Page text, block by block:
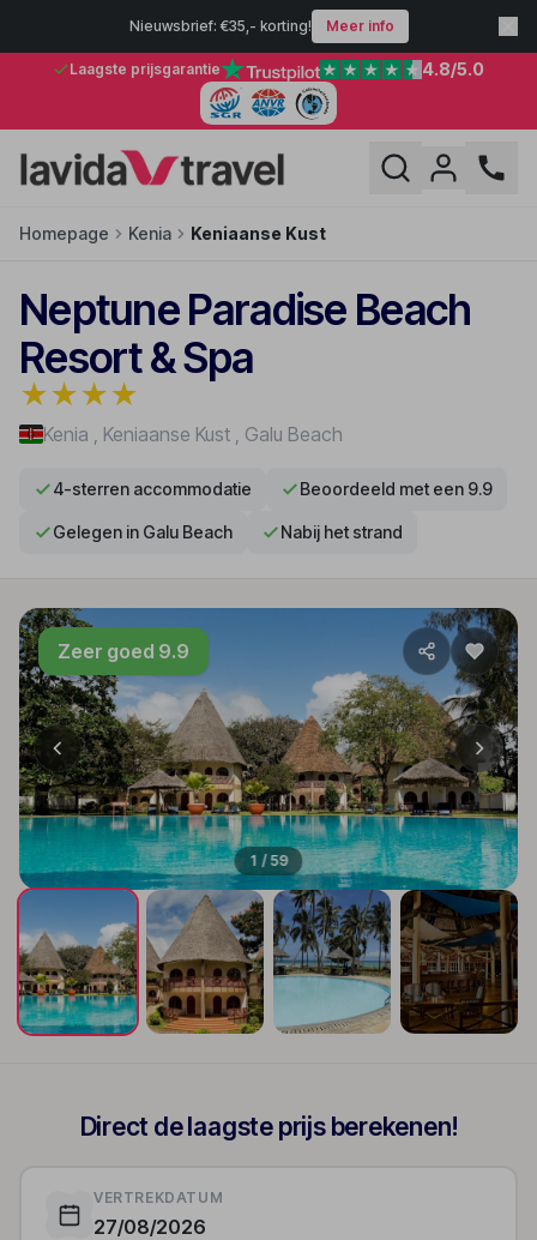
Nieuwsbrief: €35,- korting! Meer info
Laagste prijsgarantie 4.8/5.0
Homepage Kenia Keniaanse Kust
Neptune Paradise Beach
Resort & Spa
★★★★
Kenia , Keniaanse Kust , Galu Beach
4-sterren accommodatie Beoordeeld met een 9.9
Gelegen in Galu Beach Nabij het strand
Zeer goed 9.9
1 / 59
Direct de laagste prijs berekenen!
VERTREKDATUM
27/08/2026